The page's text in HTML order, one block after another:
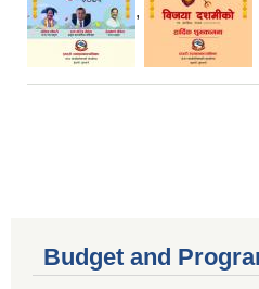
,
Budget and